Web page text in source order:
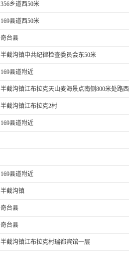
356乡道西50米
169县道西50米
奇台县
半截沟镇中共纪律检查委员会东50米
169县道附近
半截沟镇江布拉克天山麦海景点南侧800米处路西
半截沟镇江布拉克2村
169县道附近
169县道附近
半截沟镇
奇台县
奇台县
半截沟镇江布拉克村瑞都宾馆一层